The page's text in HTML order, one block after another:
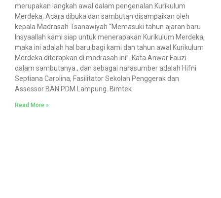
merupakan langkah awal dalam pengenalan Kurikulum
Merdeka. Acara dibuka dan sambutan disampaikan oleh
kepala Madrasah Tsanawiyah “Memasuki tahun ajaran baru
Insyaallah kami siap untuk menerapakan Kurikulum Merdeka,
maka ini adalah hal baru bagi kami dan tahun awal Kurikulum
Merdeka diterapkan di madrasah ini”. Kata Anwar Fauzi
dalam sambutanya., dan sebagai narasumber adalah Hifni
Septiana Carolina, Fasilitator Sekolah Penggerak dan
Assessor BAN PDM Lampung. Bimtek
Read More »